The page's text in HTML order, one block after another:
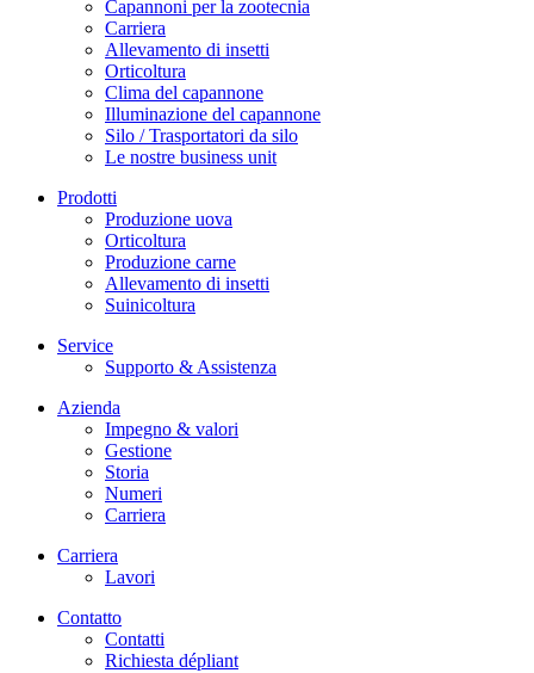
Capannoni per la zootecnia
Carriera
Allevamento di insetti
Orticoltura
Clima del capannone
Illuminazione del capannone
Silo / Trasportatori da silo
Le nostre business unit
Prodotti
Produzione uova
Orticoltura
Produzione carne
Allevamento di insetti
Suinicoltura
Service
Supporto & Assistenza
Azienda
Impegno & valori
Gestione
Storia
Numeri
Carriera
Carriera
Lavori
Contatto
Contatti
Richiesta dépliant